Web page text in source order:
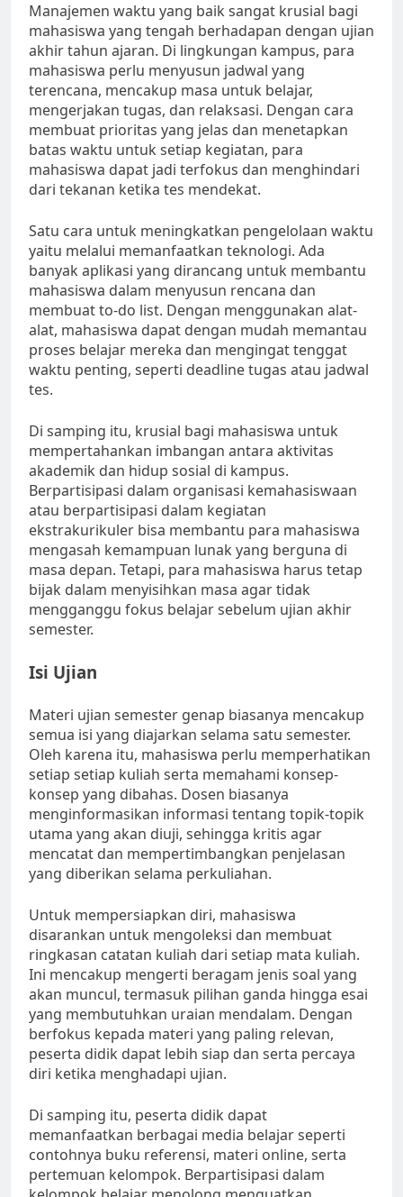
Manajemen waktu yang baik sangat krusial bagi
mahasiswa yang tengah berhadapan dengan ujian
akhir tahun ajaran. Di lingkungan kampus, para
mahasiswa perlu menyusun jadwal yang
terencana, mencakup masa untuk belajar,
mengerjakan tugas, dan relaksasi. Dengan cara
membuat prioritas yang jelas dan menetapkan
batas waktu untuk setiap kegiatan, para
mahasiswa dapat jadi terfokus dan menghindari
dari tekanan ketika tes mendekat.
Satu cara untuk meningkatkan pengelolaan waktu
yaitu melalui memanfaatkan teknologi. Ada
banyak aplikasi yang dirancang untuk membantu
mahasiswa dalam menyusun rencana dan
membuat to-do list. Dengan menggunakan alat-
alat, mahasiswa dapat dengan mudah memantau
proses belajar mereka dan mengingat tenggat
waktu penting, seperti deadline tugas atau jadwal
tes.
Di samping itu, krusial bagi mahasiswa untuk
mempertahankan imbangan antara aktivitas
akademik dan hidup sosial di kampus.
Berpartisipasi dalam organisasi kemahasiswaan
atau berpartisipasi dalam kegiatan
ekstrakurikuler bisa membantu para mahasiswa
mengasah kemampuan lunak yang berguna di
masa depan. Tetapi, para mahasiswa harus tetap
bijak dalam menyisihkan masa agar tidak
mengganggu fokus belajar sebelum ujian akhir
semester.
Isi Ujian
Materi ujian semester genap biasanya mencakup
semua isi yang diajarkan selama satu semester.
Oleh karena itu, mahasiswa perlu memperhatikan
setiap setiap kuliah serta memahami konsep-
konsep yang dibahas. Dosen biasanya
menginformasikan informasi tentang topik-topik
utama yang akan diuji, sehingga kritis agar
mencatat dan mempertimbangkan penjelasan
yang diberikan selama perkuliahan.
Untuk mempersiapkan diri, mahasiswa
disarankan untuk mengoleksi dan membuat
ringkasan catatan kuliah dari setiap mata kuliah.
Ini mencakup mengerti beragam jenis soal yang
akan muncul, termasuk pilihan ganda hingga esai
yang membutuhkan uraian mendalam. Dengan
berfokus kepada materi yang paling relevan,
peserta didik dapat lebih siap dan serta percaya
diri ketika menghadapi ujian.
Di samping itu, peserta didik dapat
memanfaatkan berbagai media belajar seperti
contohnya buku referensi, materi online, serta
pertemuan kelompok. Berpartisipasi dalam